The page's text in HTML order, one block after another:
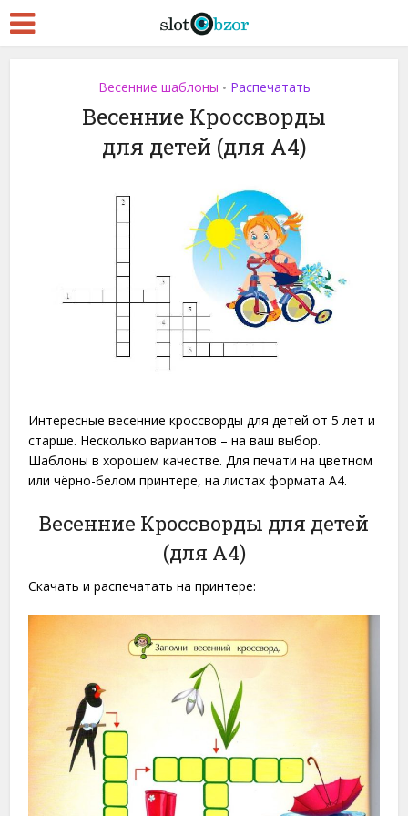
Весенние шаблоны • Распечатать
Весенние Кроссворды
для детей (для A4)
Интересные весенние кроссворды для детей от 5 лет и
старше. Несколько вариантов – на ваш выбор.
Шаблоны в хорошем качестве. Для печати на цветном
или чёрно-белом принтере, на листах формата A4.
Весенние Кроссворды для детей
(для A4)
Скачать и распечатать на принтере: